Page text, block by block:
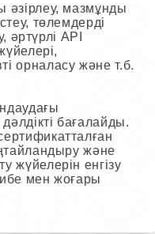
әзірлеу, мазмұнды
төлемдерді
әртүрлі API
орналасу және т.б.
бағалайды.
және
жүйелерін енгізу
мен жоғары